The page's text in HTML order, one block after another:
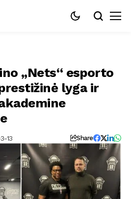
„Nets“ esporto
lyga ir
13 Share